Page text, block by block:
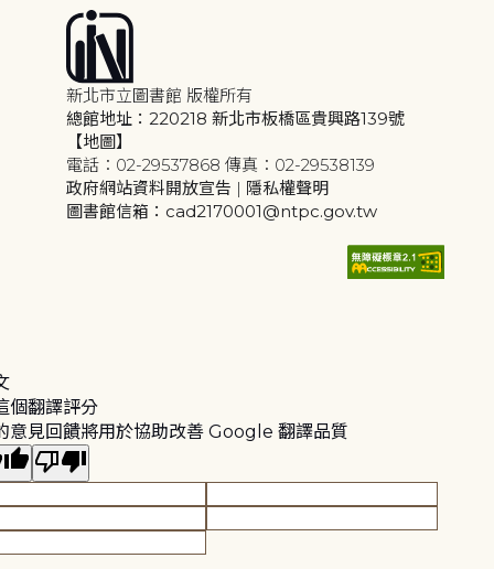
新北市立圖書館 版權所有
總館地址：220218 新北市板橋區貴興路139號
【地圖】
電話：02-29537868 傳真：02-29538139
政府網站資料開放宣告 | 隱私權聲明
圖書館信箱：cad2170001@ntpc.gov.tw
個翻譯評分
意見回饋將用於協助改善 Google 翻譯品質